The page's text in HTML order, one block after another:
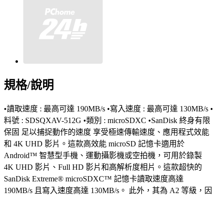
規格/說明
•讀取速度 : 最高可達 190MB/s •寫入速度 : 最高可達 130MB/s •
料號 : SDSQXAV-512G •類別 : microSDXC •SanDisk 終身有限
保固 足以捕捉動作的速度 享受極速傳輸速度、應用程式效能
和 4K UHD 影片。這款高效能 microSD 記憶卡適用於
Android™ 智慧型手機、運動攝影機或空拍機，可用於錄製
4K UHD 影片、Full HD 影片和高解析度相片。這款超快的
SanDisk Extreme® microSDXC™ 記憶卡讀取速度高達
190MB/s 且寫入速度高達 130MB/s。 此外，其為 A2 等級，因